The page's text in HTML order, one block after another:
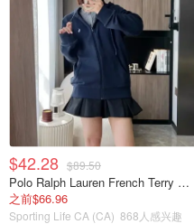
$42.28 $89.50
Polo Ralph Lauren French Terry 女童连帽卫衣 7-16码
之前$66.96
Sporting Life CA (CA) 868人感兴趣